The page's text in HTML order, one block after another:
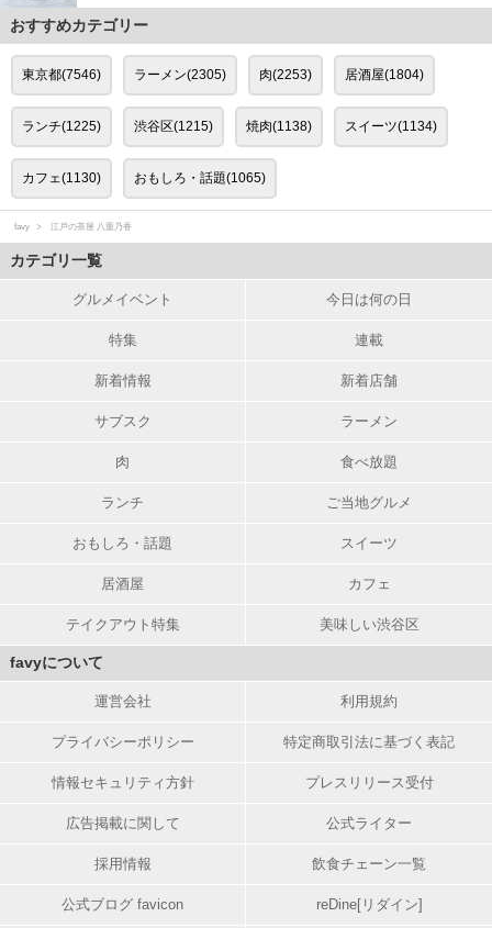
おすすめカテゴリー
東京都(7546) ラーメン(2305) 肉(2253) 居酒屋(1804)
ランチ(1225) 渋谷区(1215) 焼肉(1138) スイーツ(1134)
カフェ(1130) おもしろ・話題(1065)
favy 江戸の茶屋 八重乃香
カテゴリ一覧
グルメイベント 今日は何の日
特集 連載
新着情報 新着店舗
サブスク ラーメン
肉 食べ放題
ランチ ご当地グルメ
おもしろ・話題 スイーツ
居酒屋 カフェ
テイクアウト特集 美味しい渋谷区
favyについて
運営会社 利用規約
プライバシーポリシー 特定商取引法に基づく表記
情報セキュリティ方針 プレスリリース受付
広告掲載に関して 公式ライター
採用情報 飲食チェーン一覧
公式ブログ favicon reDine[リダイン]